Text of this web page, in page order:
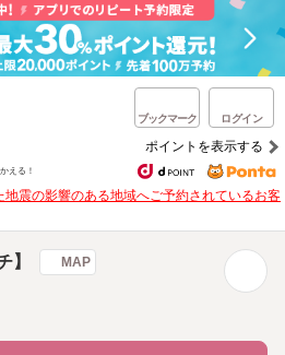
ブックマーク ログイン
ポイントを表示する
える！
地震の影響のある地域へご予約されているお客
】 MAP